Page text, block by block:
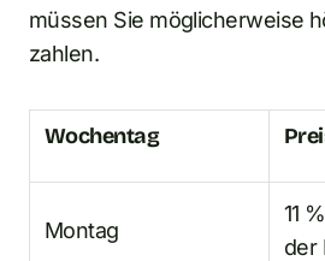
müssen Sie möglicherweise
zahlen.
Wochentag
Montag
11
der